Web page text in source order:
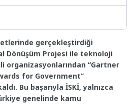
gerçekleştirdiği
Dönüşüm Projesi ile teknoloji
organizasyonlarından “Gartner
for Government”
Bu başarıyla İSKİ, yalnızca
genelinde kamu